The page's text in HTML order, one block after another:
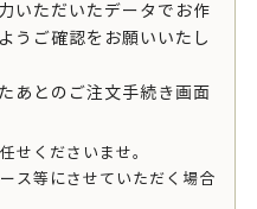
いただいたデータでお作
うご確認をお願いいたし
あとのご注文手続き画面
せくださいませ。
ス等にさせていただく場合